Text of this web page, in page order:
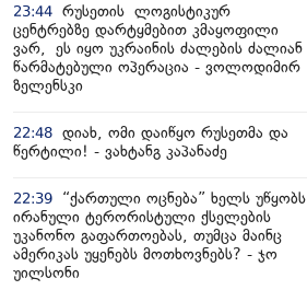
23:44 რუსეთის ლოგისტიკურ
ცენტრებზე დარტყმებით კმაყოფილი
ვარ, ეს იყო უკრაინის ძალების ძალიან
წარმატებული ოპერაცია - ვოლოდიმირ
ზელენსკი
22:48 დიახ, ომი დაიწყო რუსეთმა და
წერტილი! - ვახტანგ კაპანაძე
22:39
“ქართული ოცნება” ხელს უწყობს
ირანული ტერორისტული ქსელების
უკანონო გაფართოებას, თუმცა მაინც
ამერიკას უყენებს მოთხოვნებს? - ჯო
უილსონი